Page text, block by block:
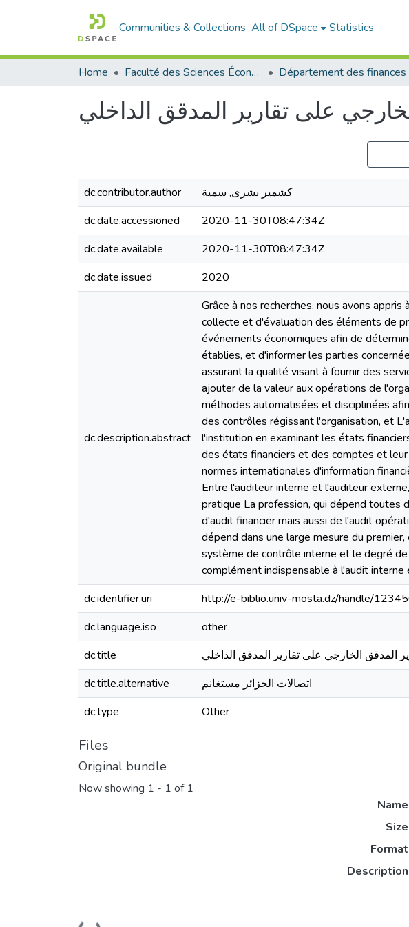
Communities & Collections All of DSpace Statistics
Home Faculté des Sciences Économiques Commerciales et des Sciences de Gestion
على تقارير المدقق الداخلي
dc.contributor.author
كشمير بشرى, سمية
dc.date.accessioned
2020-11-30T08:47:34Z
dc.date.available
2020-11-30T08:47:34Z
dc.date.issued
2020
dc.description.abstract
Grâce à nos recherches, nous avons
collecte et d'évaluation des éléments de
événements économiques afin de
établies, et d'informer les parties
assurant la qualité visant à fournir des
ajouter de la valeur aux opérations de
méthodes automatisées et disciplinées
des contrôles régissant l'organisation, et
l'institution en examinant les états
des états financiers et des comptes et
normes internationales d'information
Entre l'auditeur interne et l'auditeur
pratique La profession, qui dépend toutes
d'audit financier mais aussi de l'audit
dépend dans une large mesure du
système de contrôle interne et le degré
complément indispensable à l'audit
dc.identifier.uri
http://e-biblio.univ-mosta.dz/handle/
dc.language.iso
other
dc.title
المدقق الخارجي على تقارير المدقق الداخلي
dc.title.alternative
اتصالات الجزائر مستغانم
dc.type
Other
Files
Original bundle
Now showing 1 - 1 of 1